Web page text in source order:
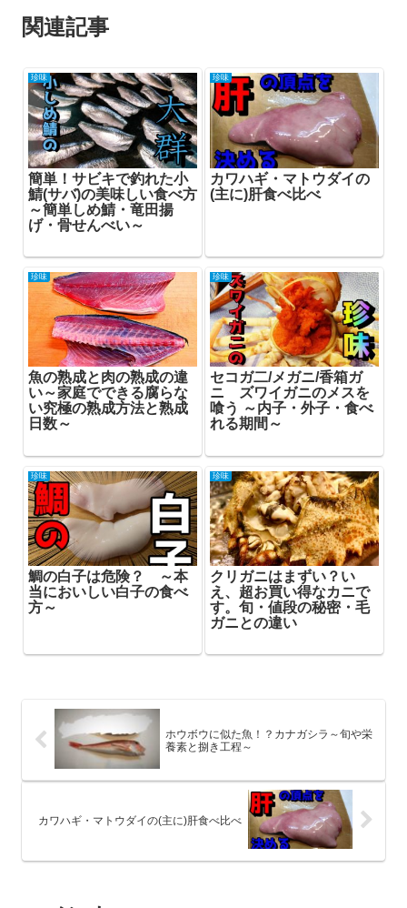
関連記事
珍味
簡単！サビキで釣れた小
鯖(サバ)の美味しい食べ方
～簡単しめ鯖・竜田揚
げ・骨せんべい～
珍味
カワハギ・マトウダイの
(主に)肝食べ比べ
珍味
魚の熟成と肉の熟成の違
い～家庭でできる腐らな
い究極の熟成方法と熟成
日数～
珍味
セコガ二/メガニ/香箱ガ
ニ ズワイガニのメスを
喰う ～内子・外子・食べ
れる期間～
珍味
鯛の白子は危険？ ～本
当においしい白子の食べ
方～
珍味
クリガニはまずい？い
え、超お買い得なカニで
す。旬・値段の秘密・毛
ガニとの違い
ホウボウに似た魚！？カナガシラ～旬や栄
養素と捌き工程～
カワハギ・マトウダイの(主に)肝食べ比べ